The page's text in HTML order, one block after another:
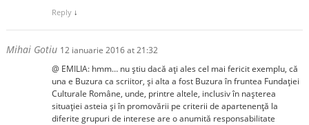
Reply ↓
Mihai Gotiu 12 ianuarie 2016 at 21:32
@ EMILIA: hmm… nu știu dacă ați ales cel mai fericit exemplu, că
una e Buzura ca scriitor, și alta a fost Buzura în fruntea Fundației
Culturale Române, unde, printre altele, inclusiv în nașterea
situației asteia și în promovării pe criterii de apartenență la
diferite grupuri de interese are o anumită responsabilitate